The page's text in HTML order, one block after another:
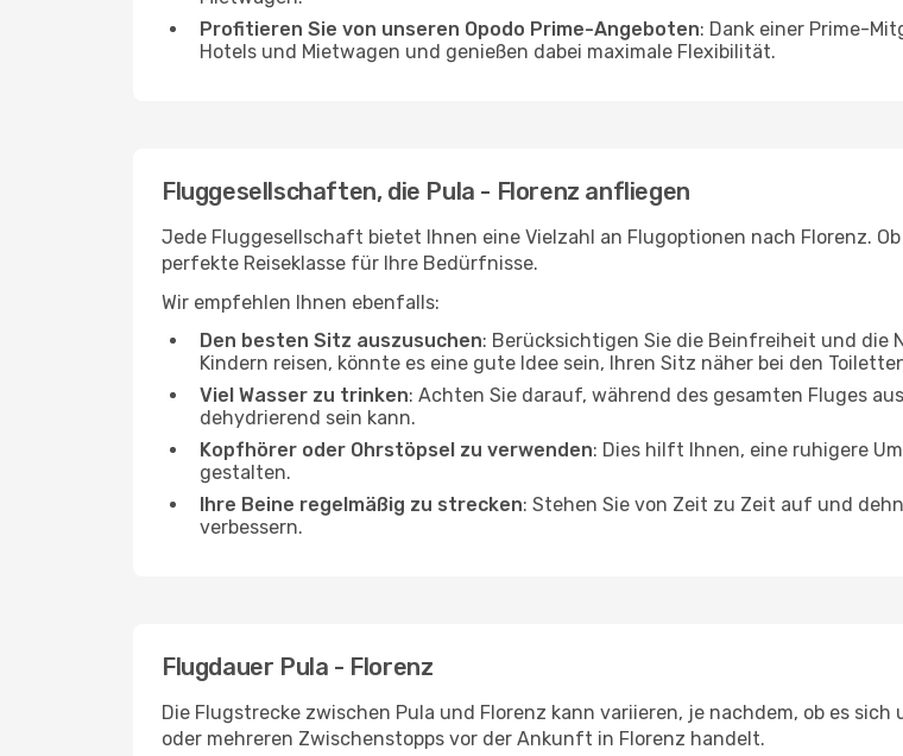
Profitieren Sie von unseren Opodo Prime-Angeboten: Dank einer Prime-
Hotels und Mietwagen und genießen dabei maximale Flexibilität.
Fluggesellschaften, die Pula - Florenz anfliegen
Jede Fluggesellschaft bietet Ihnen eine Vielzahl an Flugoptionen nach Florenz.
perfekte Reiseklasse für Ihre Bedürfnisse.
Wir empfehlen Ihnen ebenfalls:
Den besten Sitz auszusuchen: Berücksichtigen Sie die Beinfreiheit und die
Kindern reisen, könnte es eine gute Idee sein, Ihren Sitz näher bei den
Viel Wasser zu trinken: Achten Sie darauf, während des gesamten Fluges
dehydrierend sein kann.
Kopfhörer oder Ohrstöpsel zu verwenden: Dies hilft Ihnen, eine ruhigere
gestalten.
Ihre Beine regelmäßig zu strecken: Stehen Sie von Zeit zu Zeit auf und
verbessern.
Flugdauer Pula - Florenz
Die Flugstrecke zwischen Pula und Florenz kann variieren, je nachdem, ob es
oder mehreren Zwischenstopps vor der Ankunft in Florenz handelt.